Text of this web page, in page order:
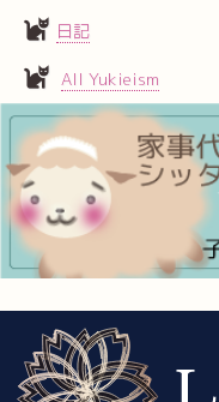
日記
All Yukieism